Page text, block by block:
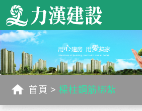
關於力
漢
最新消
息
作品介
紹
力漢學
堂
首頁 樑柱鋼筋綁紮